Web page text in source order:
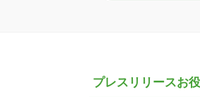
プレスリリースお